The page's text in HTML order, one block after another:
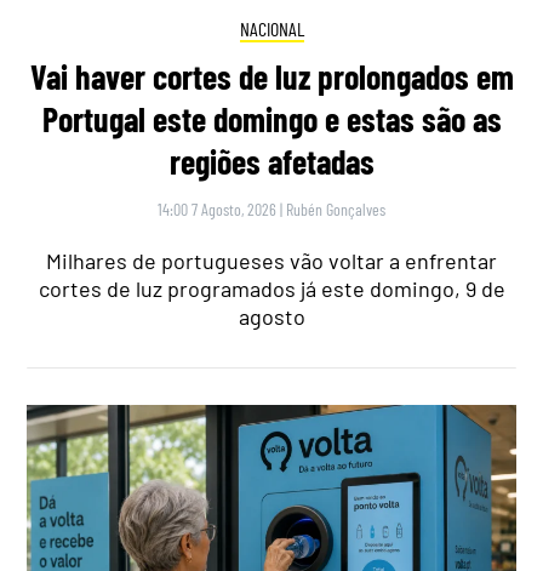
NACIONAL
Vai haver cortes de luz prolongados em
Portugal este domingo e estas são as
regiões afetadas
14:00 7 Agosto, 2026 | Rubén Gonçalves
Milhares de portugueses vão voltar a enfrentar
cortes de luz programados já este domingo, 9 de
agosto